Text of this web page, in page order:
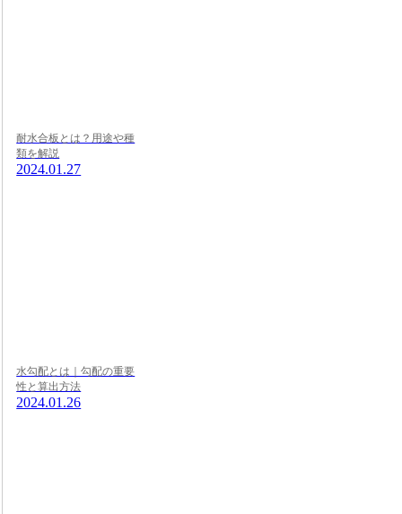
耐水合板とは？用途や種
類を解説
2024.01.27
水勾配とは｜勾配の重要
性と算出方法
2024.01.26